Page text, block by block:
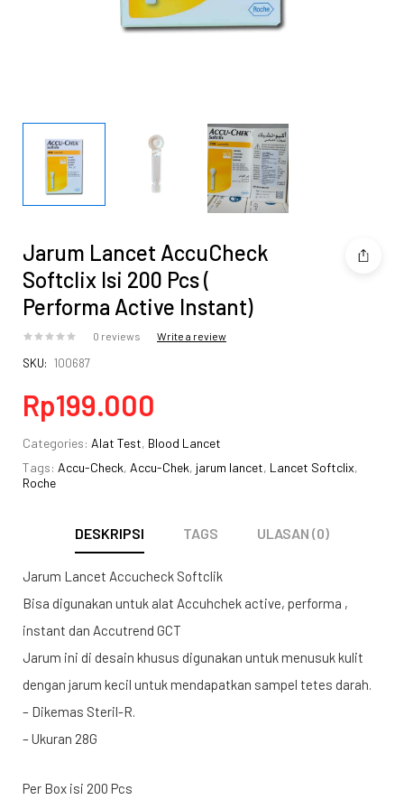
Jarum Lancet AccuCheck
Softclix Isi 200 Pcs (
Performa Active Instant)
0 reviews Write a review
SKU: 100687
Rp199.000
Categories: Alat Test, Blood Lancet
Tags: Accu-Check, Accu-Chek, jarum lancet, Lancet Softclix,
Roche
DESKRIPSI TAGS ULASAN (0)
Jarum Lancet Accucheck Softclik
Bisa digunakan untuk alat Accuhchek active, performa ,
instant dan Accutrend GCT
Jarum ini di desain khusus digunakan untuk menusuk kulit
dengan jarum kecil untuk mendapatkan sampel tetes darah.
– Dikemas Steril-R.
– Ukuran 28G
Per Box isi 200 Pcs